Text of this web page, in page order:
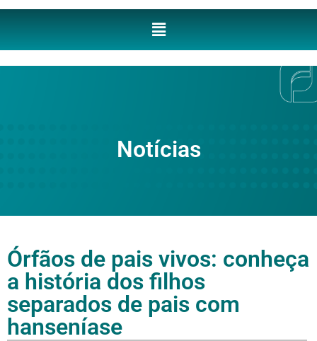
Notícias
Órfãos de pais vivos: conheça
a história dos filhos
separados de pais com
hanseníase